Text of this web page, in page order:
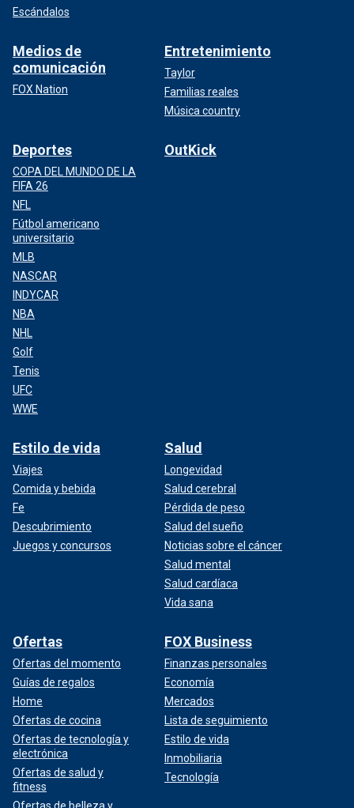
Escándalos
Medios de
comunicación
FOX Nation
Entretenimiento
Taylor
Familias reales
Música country
Deportes
COPA DEL MUNDO DE LA
FIFA 26
NFL
Fútbol americano
universitario
MLB
NASCAR
INDYCAR
NBA
NHL
Golf
Tenis
UFC
WWE
OutKick
Estilo de vida
Viajes
Comida y bebida
Fe
Descubrimiento
Juegos y concursos
Salud
Longevidad
Salud cerebral
Pérdida de peso
Salud del sueño
Noticias sobre el cáncer
Salud mental
Salud cardíaca
Vida sana
Ofertas
Ofertas del momento
Guías de regalos
Home
Ofertas de cocina
Ofertas de tecnología y
electrónica
Ofertas de salud y
fitness
Ofertas de belleza y
FOX Business
Finanzas personales
Economía
Mercados
Lista de seguimiento
Estilo de vida
Inmobiliaria
Tecnología